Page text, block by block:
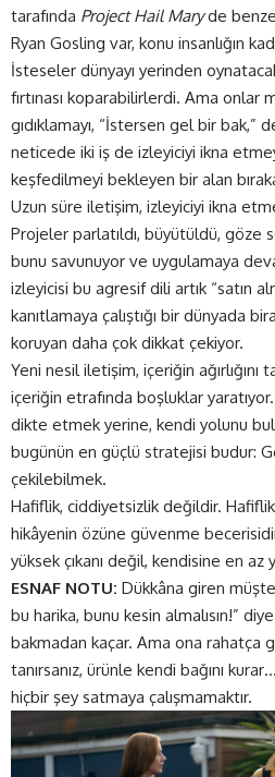
tarafında Project Hail Maryde
Ryan Gosling var, konu insanlığın
İsteseler dünyayı yerinden
fırtınası koparabilirlerdi. Ama onlar
gıdıklamayı, “İstersen gel bir bak,”
neticede iki iş de izleyiciyi ikna
keşfedilmeyi bekleyen bir alan
Uzun süre iletişim, izleyiciyi ikna
Projeler parlatıldı, büyütüldü, göze
bunu savunuyor ve uygulamaya
izleyicisi bu agresif dili artık “satın
kanıtlamaya çalıştığı bir dünyada
koruyan daha çok dikkat çekiyor.
Yeni nesil iletişim, içeriğin ağırlığını
içeriğin etrafında boşluklar
dikte etmek yerine, kendi yolunu
bugünün en güçlü stratejisi budur:
çekilebilmek.
Hafiflik, ciddiyetsizlik değildir.
hikâyenin özüne güvenme
yüksek çıkanı değil, kendisine en az
ESNAF NOTU: Dükkâna giren
bu harika, bunu kesin almalısın!” diye
bakmadan kaçar. Ama ona rahatça
tanırsanız, ürünle kendi bağını
hiçbir şey satmaya çalışmamaktır.